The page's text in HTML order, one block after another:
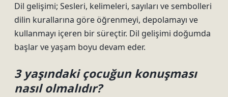
Dil gelişimi; Sesleri, kelimeleri, sayıları ve sembolleri
dilin kurallarına göre öğrenmeyi, depolamayı ve
kullanmayı içeren bir süreçtir. Dil gelişimi doğumda
başlar ve yaşam boyu devam eder.
3 yaşındaki çocuğun konuşması
nasıl olmalıdır?